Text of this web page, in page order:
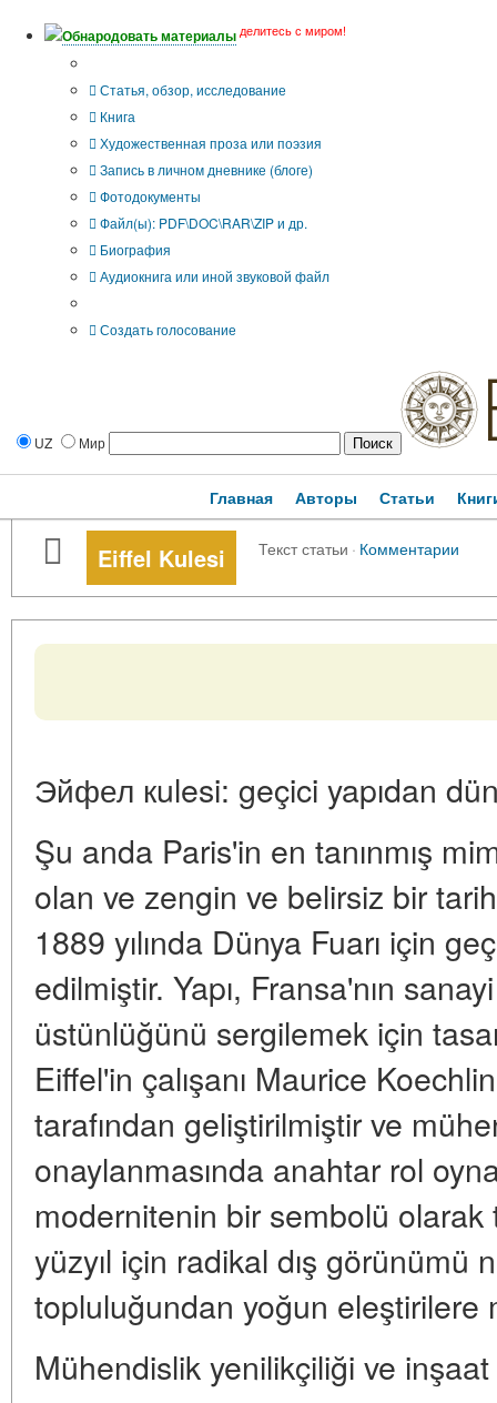
Обнародовать материалы делитесь с миром!
Статья, обзор, исследование
Книга
Художественная проза или поэзия
Запись в личном дневнике (блоге)
Фотодокументы
Файл(ы): PDF\DOC\RAR\ZIP и др.
Биография
Аудиокнига или иной звуковой файл
Создать голосование
UZ Мир
Главная Авторы Статьи
Eiffel Kulesi Текст статьи · Комментарии
Эйфел кulesi: geçici yapıdan
Şu anda Paris'in en tanınmış
olan ve zengin ve belirsiz bir
1889 yılında Dünya Fuarı için
edilmiştir. Yapı, Fransa'nın
üstünlüğünü sergilemek için
Eiffel'in çalışanı Maurice
tarafından geliştirilmiştir ve
onaylanmasında anahtar rol
modernitenin bir sembolü olarak
yüzyıl için radikal dış görünümü
topluluğundan yoğun eleştirilere
Mühendislik yenilikçiliği ve